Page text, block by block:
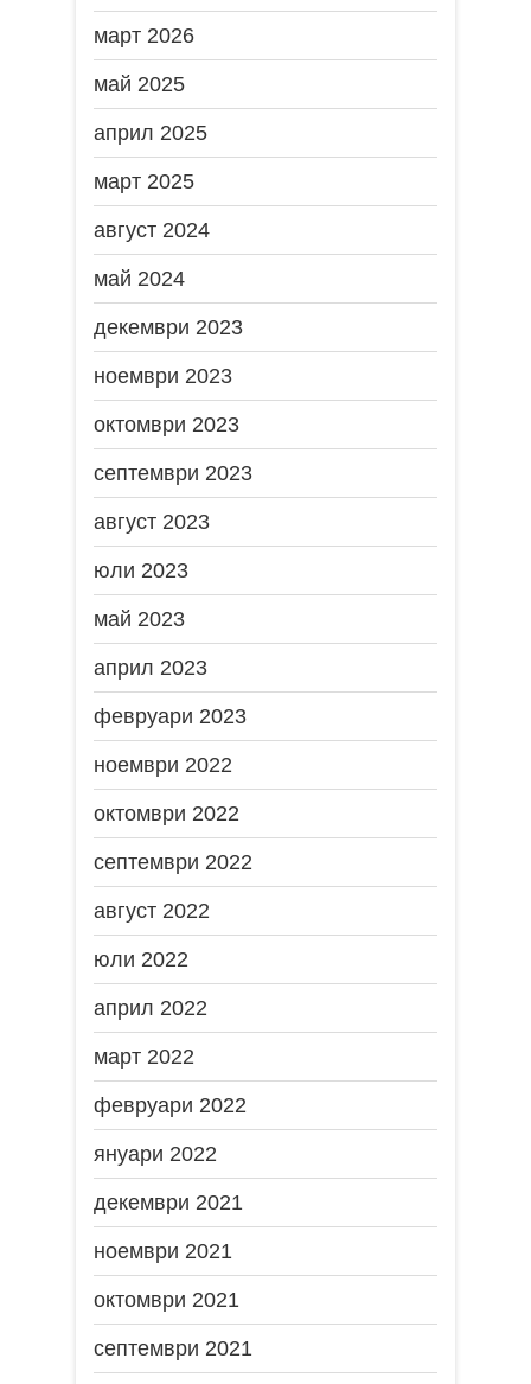
март 2026
май 2025
април 2025
март 2025
август 2024
май 2024
декември 2023
ноември 2023
октомври 2023
септември 2023
август 2023
юли 2023
май 2023
април 2023
февруари 2023
ноември 2022
октомври 2022
септември 2022
август 2022
юли 2022
април 2022
март 2022
февруари 2022
януари 2022
декември 2021
ноември 2021
октомври 2021
септември 2021